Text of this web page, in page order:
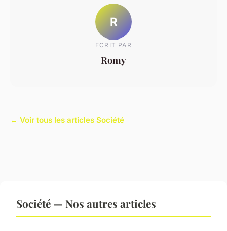
R
ECRIT PAR
Romy
← Voir tous les articles Société
Société — Nos autres articles